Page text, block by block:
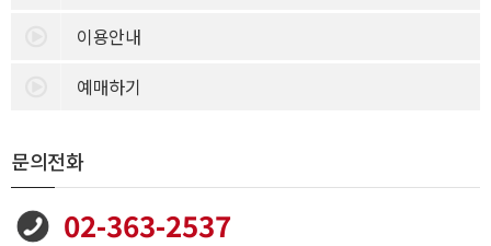
이용안내
예매하기
문의전화
02-363-2537